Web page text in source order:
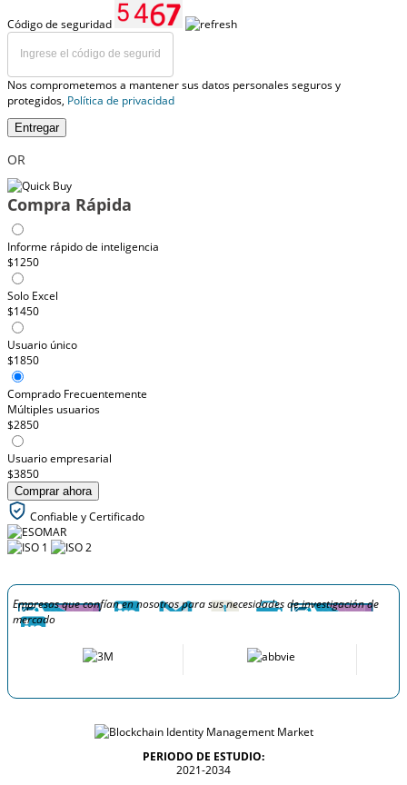
Código de seguridad
Nos comprometemos a mantener sus datos personales seguros y
protegidos, Política de privacidad
Entregar
OR
Compra Rápida
Informe rápido de inteligencia
$1250
Solo Excel
$1450
Usuario único
$1850
Comprado Frecuentemente
Múltiples usuarios
$2850
Usuario empresarial
$3850
Comprar ahora
Confiable y Certificado
Empresas que confían en nosotros para sus necesidades de investigación de
mercado
PERIODO DE ESTUDIO:
2021-2034